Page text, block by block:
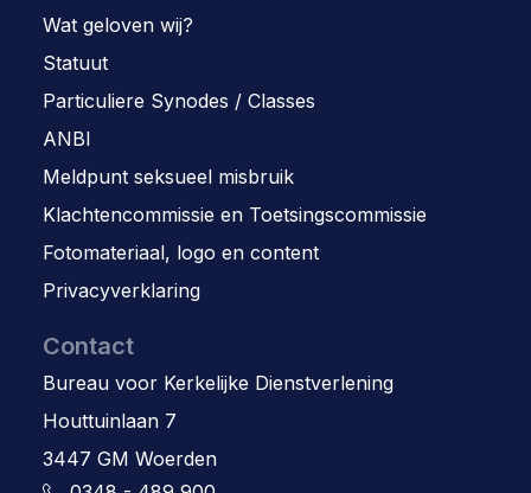
Wat geloven wij?
Statuut
Particuliere Synodes / Classes
ANBI
Meldpunt seksueel misbruik
Klachtencommissie en Toetsingscommissie
Fotomateriaal, logo en content
Privacyverklaring
Contact
Bureau voor Kerkelijke Dienstverlening
Houttuinlaan 7
3447 GM Woerden